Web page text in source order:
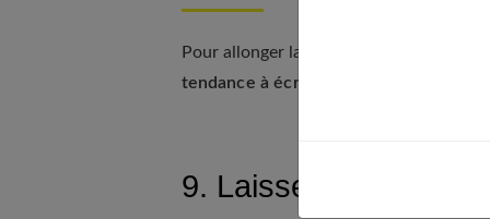
Pour allonger la silhouette, les petits
tendance à écraser.
9. Laissez-vous